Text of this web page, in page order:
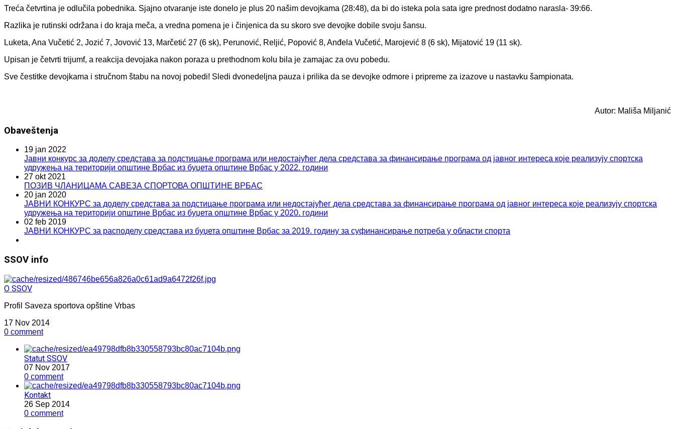
Treća četvrtina je odlučila pobednika. Sjajno otvaranje iste donelo je plus 20 našim devojkama (28:48), da bi do isteka pola sata igre prednost dodatno narasla- 39:66.
Razlika je rutinski održana i do kraja meča, a vredna pomena je i činjenica da su skoro sve devojke dobile svoju šansu.
Luketa, Ana Vučetić 2, Jozić 7, Jovović 13, Marčetić 27 (6 sk), Perunović, Reljić, Popović 8, Anđela Vučetić, Marojević 8 (6 sk), Mijatović 19 (11 sk).
Upisan je četvrti trijumf, a reakcija devojaka nakon poraza u prethodnom kolu bila je zamajac za ovu pobedu.
Sve čestitke devojkama i stručnom štabu na novoj pobedi! Sledi dvonedeljna pauza i prilika da se devojke odmore i pripreme za izazove u nastavku šampionata.
Autor: Mališa Miljanić
Obaveštenja
19 jan 2022
Јавни конкурс за доделу средстава за подстицање програма или недостајућег дела средстава за финансирање програма од јавног интереса које реализују спортска
удружења на територији општине Врбас из буџета општине Врбас у 2022. години
27 okt 2021
ПОЗИВ ЧЛАНИЦАМА САВЕЗА СПОРТОВА ОПШТИНЕ ВРБАС
20 jan 2020
ЈАВНИ КОНКУРС за доделу средстава за подстицање програма или недостајућег дела средстава за финансирање програма од јавног интереса које реализују спортска
удружења на територији општине Врбас из буџета општине Врбас у 2020. години
02 feb 2019
ЈАВНИ КОНКУРС за расподелу средстава из буџета општине Врбас за 2019. годину за суфинансирање потреба у области спортa
SSOV info
O SSOV
Profil Saveza sportova opštine Vrbas
17 Nov 2014
0 comment
Statut SSOV
07 Nov 2017
0 comment
Kontakt
26 Sep 2014
0 comment